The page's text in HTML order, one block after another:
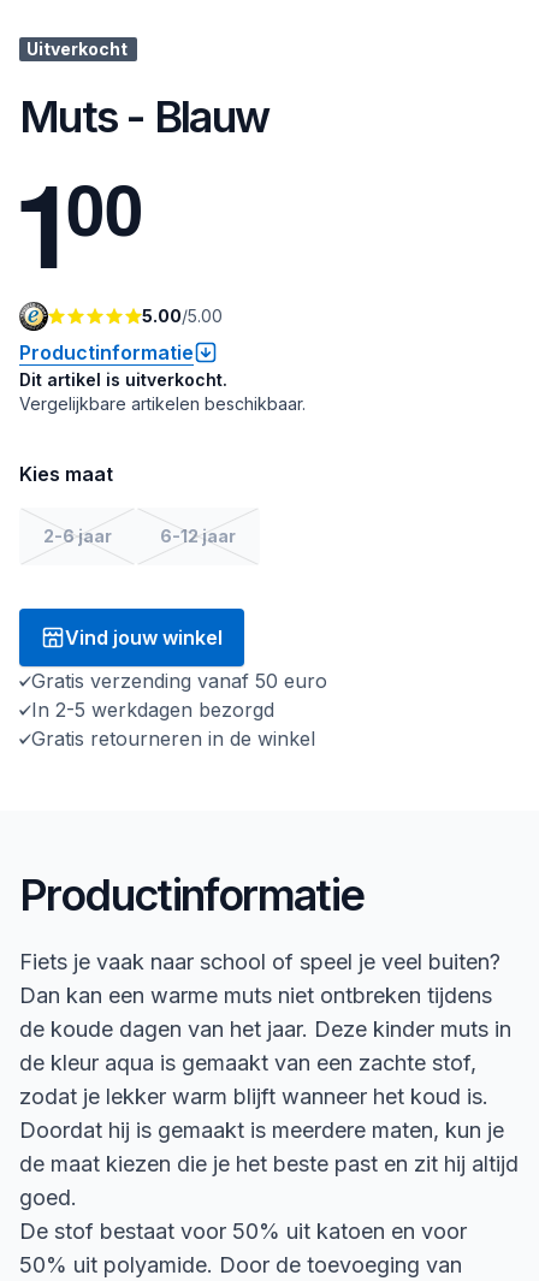
Uitverkocht
Muts - Blauw
100
5.00/5.00
Productinformatie
Dit artikel is uitverkocht.
Vergelijkbare artikelen beschikbaar.
Kies maat
2-6 jaar 6-12 jaar
Vind jouw winkel
Gratis verzending vanaf 50 euro
In 2-5 werkdagen bezorgd
Gratis retourneren in de winkel
Productinformatie
Fiets je vaak naar school of speel je veel buiten?
Dan kan een warme muts niet ontbreken tijdens
de koude dagen van het jaar. Deze kinder muts in
de kleur aqua is gemaakt van een zachte stof,
zodat je lekker warm blijft wanneer het koud is.
Doordat hij is gemaakt is meerdere maten, kun je
de maat kiezen die je het beste past en zit hij altijd
goed.
De stof bestaat voor 50% uit katoen en voor
50% uit polyamide. Door de toevoeging van